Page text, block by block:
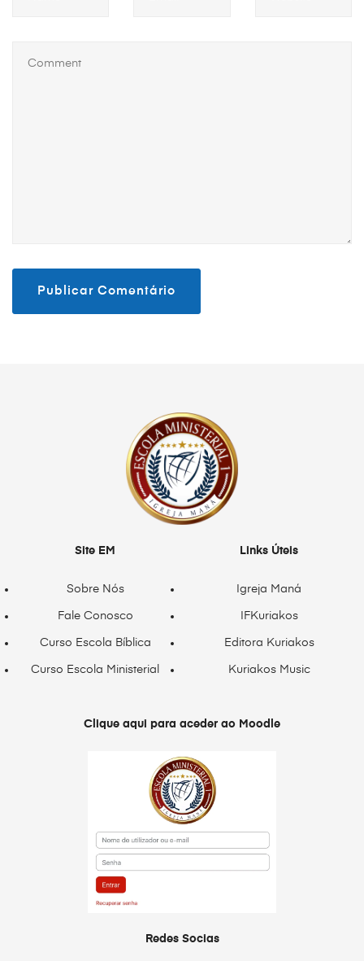
Site EM
Sobre Nós
Fale Conosco
Curso Escola Bíblica
Curso Escola Ministerial
Links Úteis
Igreja Maná
IFKuriakos
Editora Kuriakos
Kuriakos Music
Clique aqui para aceder ao Moodle
Redes Socias